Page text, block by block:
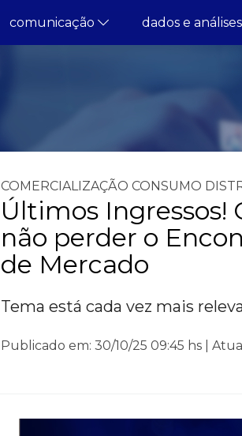
comunicação dados e análises
COMERCIALIZAÇÃO CONSUMO
Últimos Ingressos!
não perder o
de Mercado
Tema está cada vez mais
Publicado em: 30/10/25 09:45 hs |